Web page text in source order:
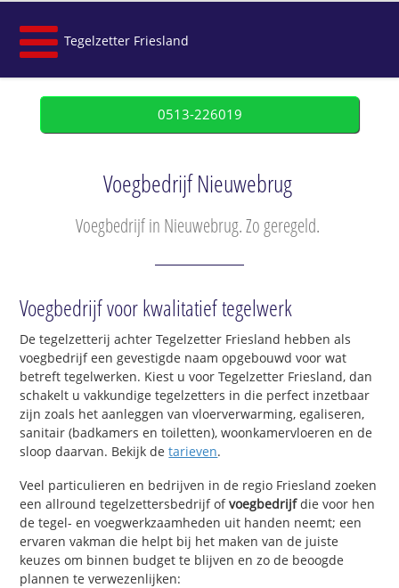
Tegelzetter Friesland
0513-226019
Voegbedrijf Nieuwebrug
Voegbedrijf in Nieuwebrug. Zo geregeld.
Voegbedrijf voor kwalitatief tegelwerk
De tegelzetterij achter Tegelzetter Friesland hebben als
voegbedrijf een gevestigde naam opgebouwd voor wat
betreft tegelwerken. Kiest u voor Tegelzetter Friesland, dan
schakelt u vakkundige tegelzetters in die perfect inzetbaar
zijn zoals het aanleggen van vloerverwarming, egaliseren,
sanitair (badkamers en toiletten), woonkamervloeren en de
sloop daarvan. Bekijk detarieven.
Veel particulieren en bedrijven in de regio Friesland zoeken
een allround tegelzettersbedrijf ofvoegbedrijfdie voor hen
de tegel- en voegwerkzaamheden uit handen neemt; een
ervaren vakman die helpt bij het maken van de juiste
keuzes om binnen budget te blijven en zo de beoogde
plannen te verwezenlijken: